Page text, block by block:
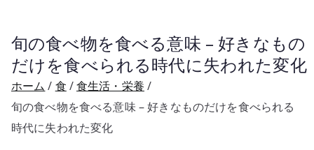
旬の食べ物を食べる意味 – 好きなもの
だけを食べられる時代に失われた変化
ホーム 食
食生活・栄養
旬の食べ物を食べる意味 – 好きなものだけを食べられる
時代に失われた変化